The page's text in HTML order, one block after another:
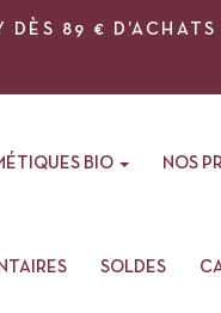
DÈS 89 € D’ACHATS
BIO NOS
SOLDES